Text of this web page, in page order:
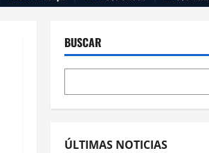
BUSCAR
ÚLTIMAS NOTICIAS